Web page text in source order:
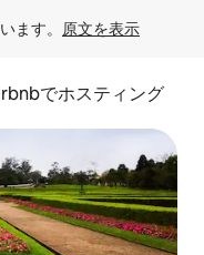
ます。 原文を表示
でホスティング